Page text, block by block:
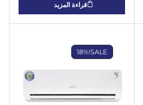
قراءة المزيد
SALE!
18%